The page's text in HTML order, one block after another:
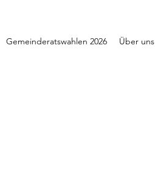
Gemeinderatswahlen 2026 Über uns